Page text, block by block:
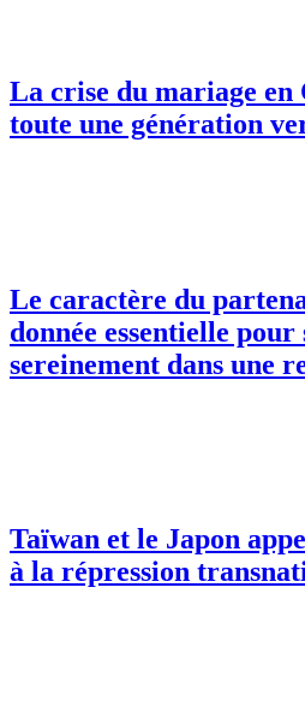
La crise du mariage en
toute une génération
Le caractère du
donnée essentielle pour
sereinement dans une
Taïwan et le Japon
à la répression